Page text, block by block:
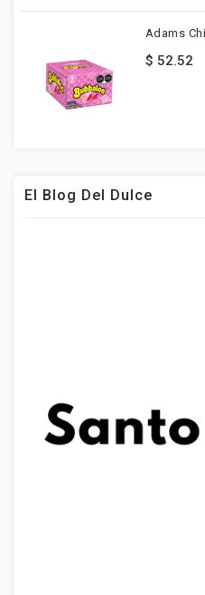
$ 52.52
El Blog Del Dulce